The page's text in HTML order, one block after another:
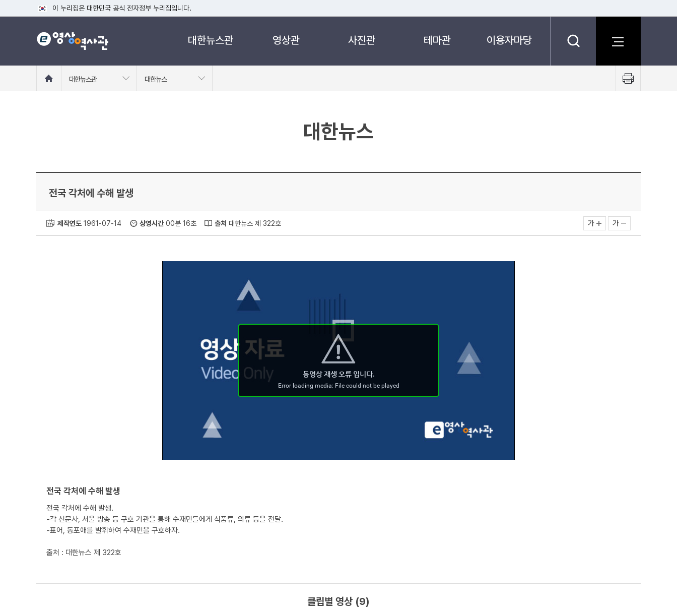
이 누리집은 대한민국 공식 전자정부 누리집입니다.
공식 누리집 주소 확인하기
go.kr 주소를 사용하는 누리집은 대한민국 정부기관이 관리하는 누리집입니다.
대한뉴스관 영상관 사진관 테마관 이용자마당
로
대한뉴스관 대한뉴스
트
대한뉴스
전국 각처에 수해 발생
제작연도 1961-07-14 상영시간00분 16초 출처 대한뉴스 제 322호 가 가
전국 각처에 수해 발생
전국 각처에 수해 발생.
-각 신문사, 서울 방송 등 구호 기관을 통해 수재민들에게 식품류, 의류 등을 전달.
-표어, 동포애를 발휘하여 수재민을 구호하자.
출처 : 대한뉴스 제 322호
클립별 영상 (9)